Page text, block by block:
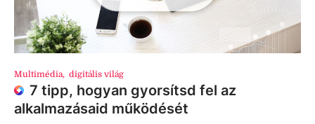
Multimédia, digitális világ
7 tipp, hogyan gyorsítsd fel az
alkalmazásaid működését